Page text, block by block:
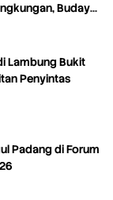
Budaya,
Lambung Bukit
Penyintas
Padang di Forum